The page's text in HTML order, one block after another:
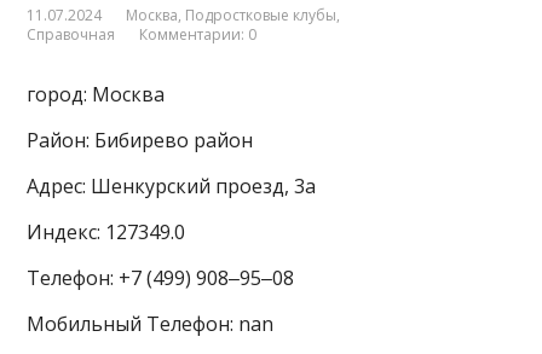
11.07.2024 Москва, Подростковые клубы,
Справочная
Комментарии: 0
город: Москва
Район: Бибирево район
Адрес: Шенкурский проезд, 3а
Индекс: 127349.0
Телефон: +7 (499) 908‒95‒08
Мобильный Телефон: nan